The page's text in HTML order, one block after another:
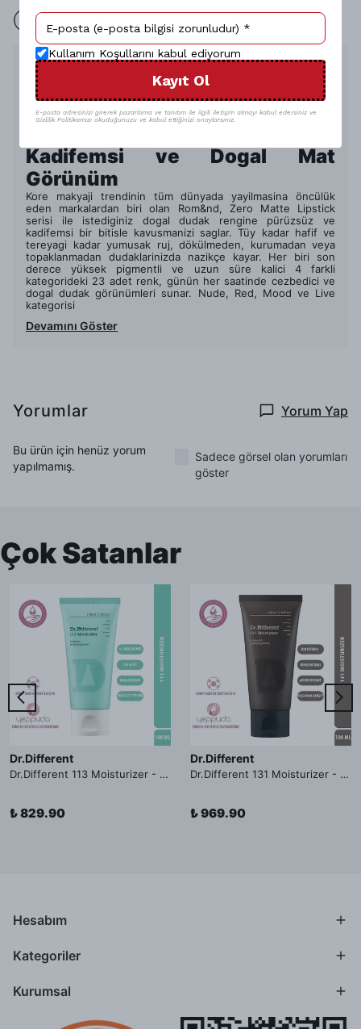
Ürün Açıklaması
Uzun süre kalici, güçlü etki.
Rom&nd’in en çok satan Zero Matte Lipstick serisi, dört
kategori altinda 23 farkli renk seçenegi, kolay uygulanan ve
pürüzsüzce kayan kadifemsi mat yapisiyla dudaklarinizda
Kadifemsi ve Dogal Mat
Görünüm
Kore makyaji trendinin tüm dünyada yayilmasina öncülük
eden markalardan biri olan Rom&nd, Zero Matte Lipstick
serisi ile istediginiz dogal dudak rengine pürüzsüz ve
kadifemsi bir bitisle kavusmanizi saglar. Tüy kadar hafif ve
tereyagi kadar yumusak ruj, dökülmeden, kurumadan veya
topaklanmadan dudaklarinizda nazikçe kayar. Her biri son
derece yüksek pigmentli ve uzun süre kalici 4 farkli
kategorideki 23 adet renk, günün her saatinde cezbedici ve
dogal dudak görünümleri sunar. Nude, Red, Mood ve Live
kategorisi
Devamını Göster
Yorumlar Yorum Yap
Bu ürün için henüz yorum
yapılmamış.
Sadece görsel olan yorumları
göster
Çok Satanlar
Dr.Different
Dr.Different 113 Moisturizer - Yağlı ve Hassas Cilt Tipleri İçin Yağ Asidi İçerikli Nemlendirici Krem
₺ 829.90
Dr.Different
Dr.Different 131 Moisturizer - Yaşlanma ve Kırışıklık Karşıtı Kolesterol İçerikli Nemlendirici Krem
₺ 969.90
Hesabım
Kategoriler
Kurumsal
Kullanım Koşullarını kabul ediyorum
Kayıt Ol
E-posta adresinizi girerek pazarlama ve tanıtım ile ilgili iletişim almayı kabul edersiniz ve
Gizlilik Politikamızı okuduğunuzu ve kabul ettiğinizi onaylarsınız.